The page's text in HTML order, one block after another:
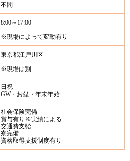
不問
8:00～17:00
※現場によって変動有り
東京都江戸川区
※現場は別
日祝
GW・お盆・年末年始
社会保険完備
賞与有り※実績による
交通費支給
寮完備
資格取得支援制度有り